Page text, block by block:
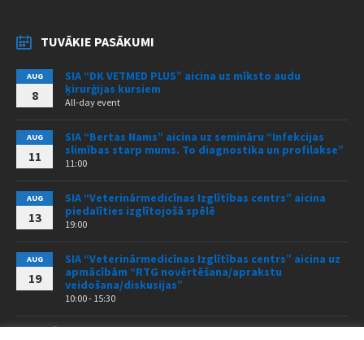
TUVĀKIE PASĀKUMI
AUG
8
SIA “DK VETMED PLUS” aicina uz mīksto audu
ķirurģijas kursiem
All-day event
AUG
11
SIA “Bertas Nams” aicina uz semināru “Infekcijas
slimības starp mums. To diagnostika un profilakse”
11:00
AUG
13
SIA “Veterinārmedicīnas Izglītības centrs” aicina
piedalīties izglītojošā spēlē
19:00
AUG
19
SIA “Veterinārmedicīnas Izglītības centrs” aicina uz
apmācībām “RTG novērtēšana/aprakstu
veidošana/diskusijas”
10:00 - 15:30
VISI PASĀKUMI